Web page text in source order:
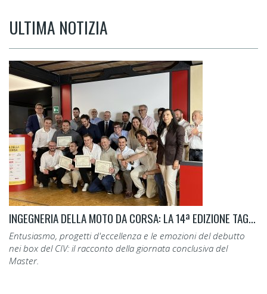
ULTIMA NOTIZIA
INGEGNERIA DELLA MOTO DA CORSA: LA 14ª EDIZIONE TAGLIA IL TRAGUARDO.
Entusiasmo, progetti d'eccellenza e le emozioni del debutto
nei box del CIV: il racconto della giornata conclusiva del
Master.